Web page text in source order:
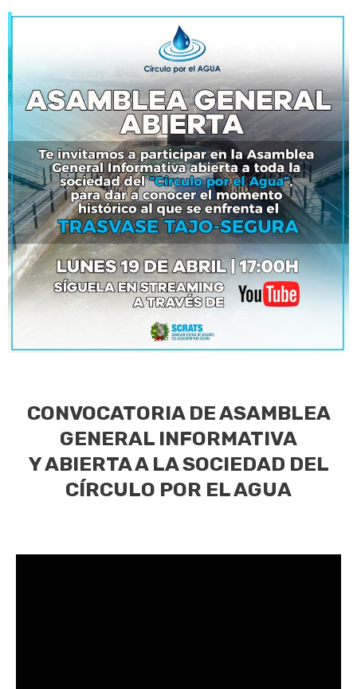
CONVOCATORIA DE ASAMBLEA
GENERAL INFORMATIVA
Y ABIERTA A LA SOCIEDAD DEL
CÍRCULO POR EL AGUA